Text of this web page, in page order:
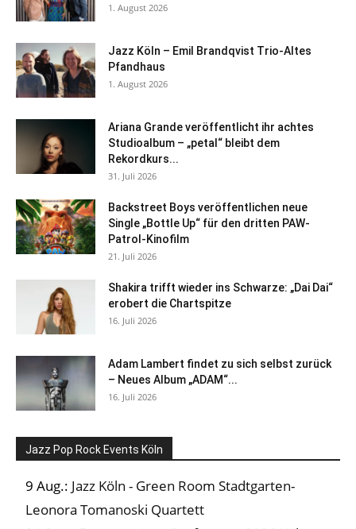
1. August 2026
Jazz Köln – Emil Brandqvist Trio-Altes
Pfandhaus
1. August 2026
Ariana Grande veröffentlicht ihr achtes
Studioalbum – „petal“ bleibt dem
Rekordkurs...
31. Juli 2026
Backstreet Boys veröffentlichen neue
Single „Bottle Up“ für den dritten PAW-
Patrol-Kinofilm
21. Juli 2026
Shakira trifft wieder ins Schwarze: „Dai Dai“
erobert die Chartspitze
16. Juli 2026
Adam Lambert findet zu sich selbst zurück
– Neues Album „ADAM“...
16. Juli 2026
Jazz Pop Rock Events Köln
9 Aug.: Jazz Köln - Green Room Stadtgarten-
Leonora Tomanoski Quartett